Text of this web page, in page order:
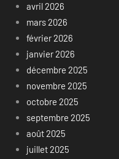
avril 2026
mars 2026
février 2026
janvier 2026
décembre 2025
novembre 2025
octobre 2025
septembre 2025
août 2025
juillet 2025